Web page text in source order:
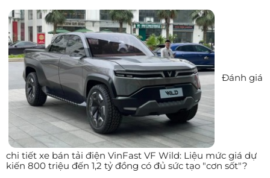
Đánh giá
chi tiết xe bán tải điện VinFast VF Wild: Liệu mức giá dự
kiến 800 triệu đến 1,2 tỷ đồng có đủ sức tạo "cơn sốt"?